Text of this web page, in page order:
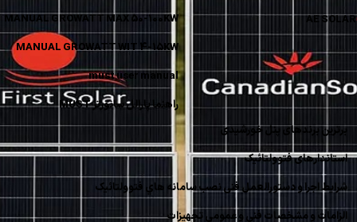
AE
MANUAL GROWATT MAX 50-100KW
MANUAL GROWATT WIT 4-15KW
must user manual
راهنما پارالل سانورتر MUST
برترین برندهای پنل خورشیدی
استاندارهای فتوولتائیک
شرایط اجرا و دستورالعمل فنی نصب سامانه هاي فتوولتائیک
الزامات و مشخصات فنی و عمومی تجهیزات